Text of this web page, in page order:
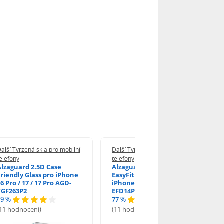
Tvrzená skla pro mobilní
2.5D Case
Glass pro iPhone
Pro / 17 / 17 Pro AGD-
%
hodnocení)
Další Tvrzená skla pro mobilní
telefony
Alzaguard 2.5D Glass
EasyFit DustFree pro
iPhone 16 Pro / 17 AGD-
EFD14P3
77 %
(11 hodnocení)